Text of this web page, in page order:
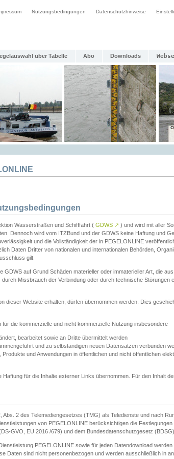
Nutzungsbedingungen Datenschutzhinweise
über Tabelle Abo Downloads
Wasserstraßen und Schifffahrt ( GDWS ↗ ) und wird mit aller
Dennoch wird vom ITZBund und der GDWS keine Haftung und
und die Vollständigkeit der in PEGELONLINE
Daten Dritter von nationalen und internationalen Behörden,
gilt.
auf Grund Schäden materieller oder immaterieller Art, die
Missbrauch der Verbindung oder durch technische Störungen
dieser Website erhalten, dürfen übernommen werden. Dies
die kommerzielle und nicht kommerzielle Nutzung insbesondere
bearbeitet sowie an Dritte übermittelt werden
und zu selbständigen neuen Datensätzen verbunden
und Anwendungen in öffentlichen und nicht öffentlichen
für die Inhalte externer Links übernommen. Für den Inhalt
Abs. 2 des Telemediengesetzes (TMG) als Teledienste und nach
von PEGELONLINE berücksichtigen die
GVO, EU 2016 /679) und dem Bundesdatenschutzgesetz (BDSG).
PEGELONLINE sowie für jeden Datendownload
Daten sind nicht personenbezogen und werden ausschließlich in